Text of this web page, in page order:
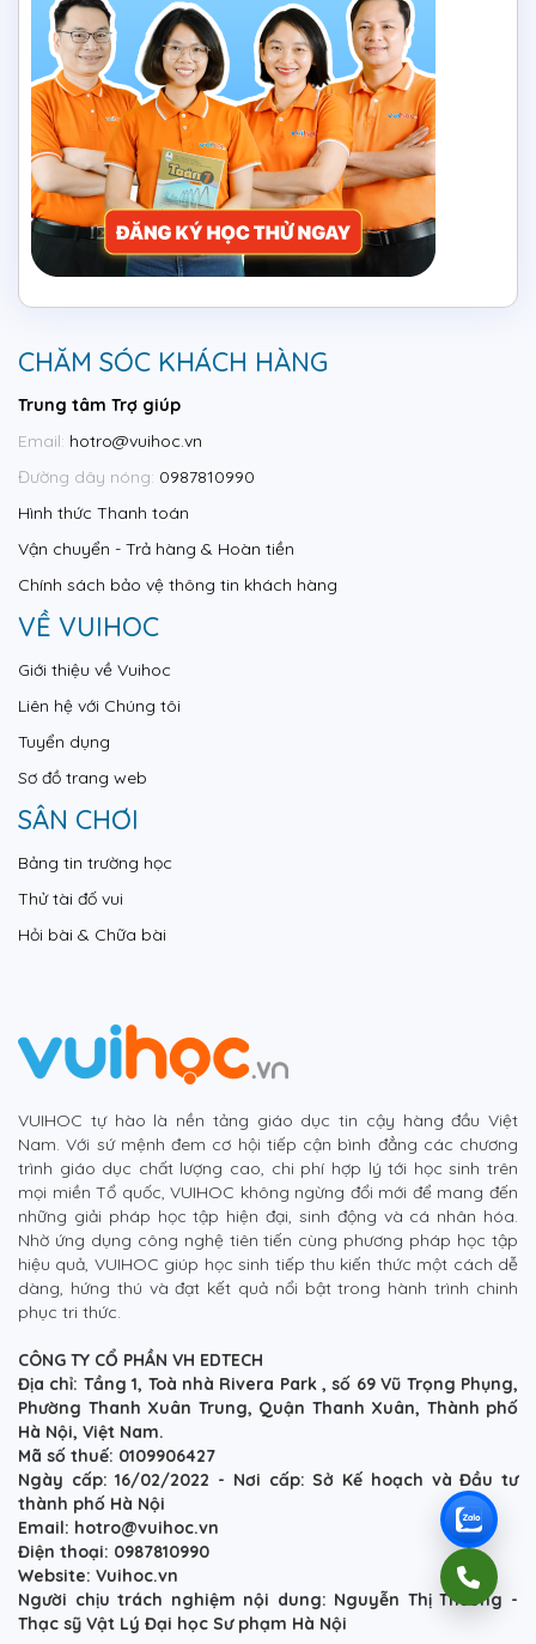
CHĂM SÓC KHÁCH HÀNG
Trung tâm Trợ giúp
Email: hotro@vuihoc.vn
Đường dây nóng: 0987810990
Hình thức Thanh toán
Vận chuyển - Trả hàng & Hoàn tiền
Chính sách bảo vệ thông tin khách hàng
VỀ VUIHOC
Giới thiệu về Vuihoc
Liên hệ với Chúng tôi
Tuyển dụng
Sơ đồ trang web
SÂN CHƠI
Bảng tin trường học
Thử tài đố vui
Hỏi bài & Chữa bài
VUIHOC tự hào là nền tảng giáo dục tin cậy hàng đầu Việt
Nam. Với sứ mệnh đem cơ hội tiếp cận bình đẳng các chương
trình giáo dục chất lượng cao, chi phí hợp lý tới học sinh trên
mọi miền Tổ quốc, VUIHOC không ngừng đổi mới để mang đến
những giải pháp học tập hiện đại, sinh động và cá nhân hóa.
Nhờ ứng dụng công nghệ tiên tiến cùng phương pháp học tập
hiệu quả, VUIHOC giúp học sinh tiếp thu kiến thức một cách dễ
dàng, hứng thú và đạt kết quả nổi bật trong hành trình chinh
phục tri thức.
CÔNG TY CỔ PHẦN VH EDTECH
Địa chỉ: Tầng 1, Toà nhà Rivera Park , số 69 Vũ Trọng Phụng,
Phường Thanh Xuân Trung, Quận Thanh Xuân, Thành phố
Hà Nội, Việt Nam.
Mã số thuế: 0109906427
Ngày cấp: 16/02/2022 - Nơi cấp: Sở Kế hoạch và Đầu tư
thành phố Hà Nội
Email: hotro@vuihoc.vn
Điện thoại: 0987810990
Website: Vuihoc.vn
Người chịu trách nghiệm nội dung: Nguyễn Thị Thương -
Thạc sỹ Vật Lý Đại học Sư phạm Hà Nội